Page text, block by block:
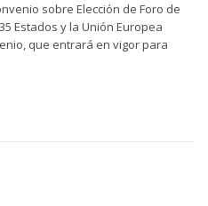
sobre Elección de Foro de
Estados y la Unión Europea
que entrará en vigor para